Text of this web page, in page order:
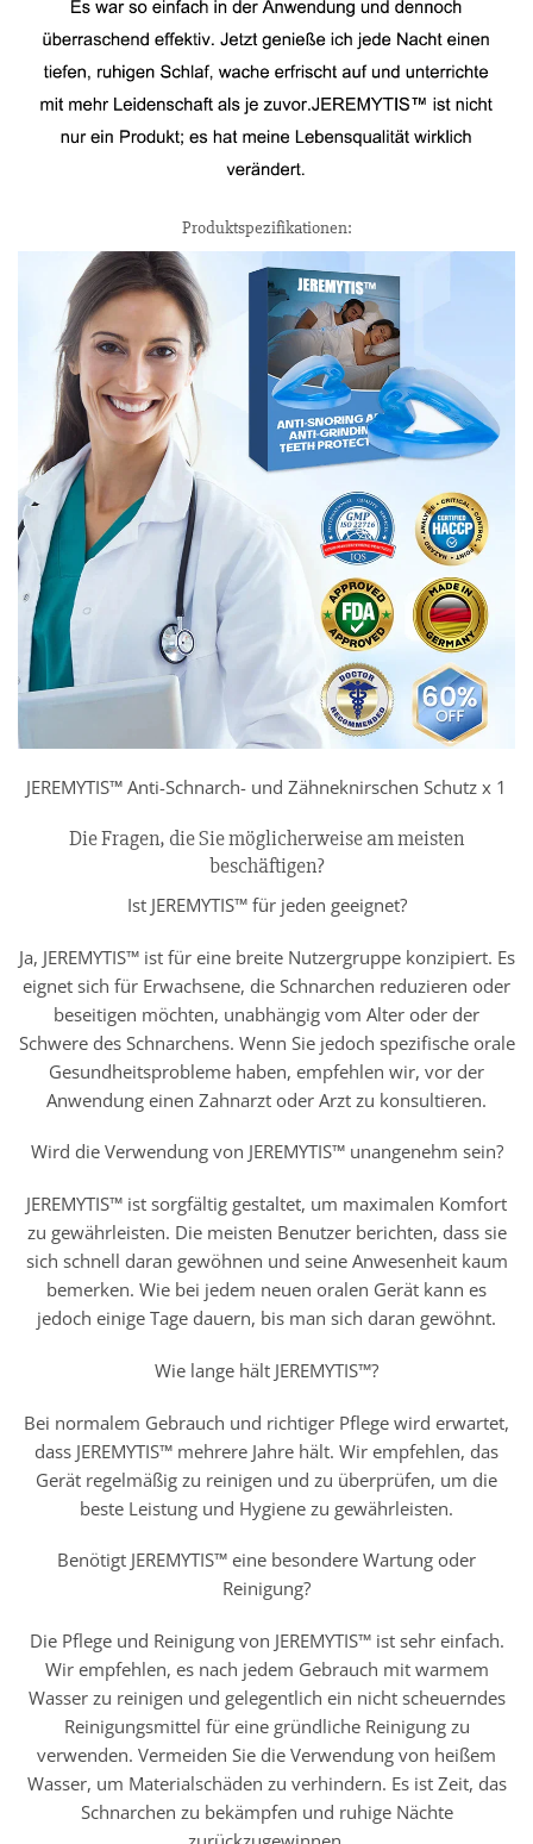
Produktspezifikationen:
JEREMYTIS™ Anti-Schnarch- und Zähneknirschen Schutz x 1
Die Fragen, die Sie möglicherweise am meisten
beschäftigen?
Ist JEREMYTIS™ für jeden geeignet?
Ja, JEREMYTIS™ ist für eine breite Nutzergruppe konzipiert. Es
eignet sich für Erwachsene, die Schnarchen reduzieren oder
beseitigen möchten, unabhängig vom Alter oder der
Schwere des Schnarchens. Wenn Sie jedoch spezifische orale
Gesundheitsprobleme haben, empfehlen wir, vor der
Anwendung einen Zahnarzt oder Arzt zu konsultieren.
Wird die Verwendung von JEREMYTIS™ unangenehm sein?
JEREMYTIS™ ist sorgfältig gestaltet, um maximalen Komfort
zu gewährleisten. Die meisten Benutzer berichten, dass sie
sich schnell daran gewöhnen und seine Anwesenheit kaum
bemerken. Wie bei jedem neuen oralen Gerät kann es
jedoch einige Tage dauern, bis man sich daran gewöhnt.
Wie lange hält JEREMYTIS™?
Bei normalem Gebrauch und richtiger Pflege wird erwartet,
dass JEREMYTIS™ mehrere Jahre hält. Wir empfehlen, das
Gerät regelmäßig zu reinigen und zu überprüfen, um die
beste Leistung und Hygiene zu gewährleisten.
Benötigt JEREMYTIS™ eine besondere Wartung oder
Reinigung?
Die Pflege und Reinigung von JEREMYTIS™ ist sehr einfach.
Wir empfehlen, es nach jedem Gebrauch mit warmem
Wasser zu reinigen und gelegentlich ein nicht scheuerndes
Reinigungsmittel für eine gründliche Reinigung zu
verwenden. Vermeiden Sie die Verwendung von heißem
Wasser, um Materialschäden zu verhindern. Es ist Zeit, das
Schnarchen zu bekämpfen und ruhige Nächte